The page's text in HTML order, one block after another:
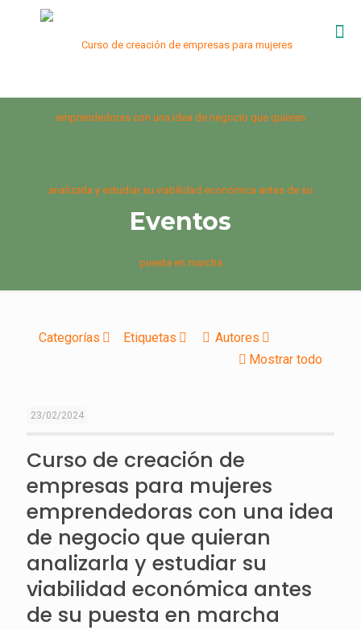
Eventos
Categorías Etiquetas
Autores
Mostrar todo
23/02/2024
Curso de creación de
empresas para mujeres
emprendedoras con una idea
de negocio que quieran
analizarla y estudiar su
viabilidad económica antes
de su puesta en marcha